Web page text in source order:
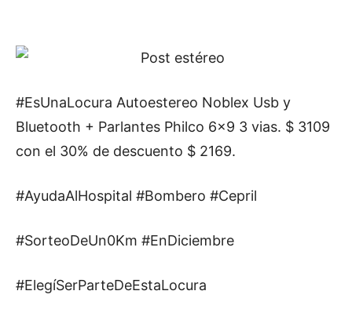
#EsUnaLocura Autoestereo Noblex Usb y
Bluetooth + Parlantes Philco 6×9 3 vias. $ 3109
con el 30% de descuento $ 2169.
#AyudaAlHospital #Bombero #Cepril
#SorteoDeUn0Km #EnDiciembre
#ElegíSerParteDeEstaLocura